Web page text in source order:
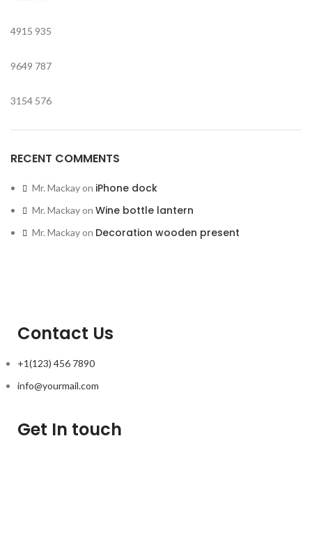
4915 935
9649 787
3154 576
RECENT COMMENTS
Mr. Mackayon iPhone dock
Mr. Mackayon Wine bottle lantern
Mr. Mackayon Decoration wooden present
Contact Us
+1(123) 456 7890
info@yourmail.com
Get In touch